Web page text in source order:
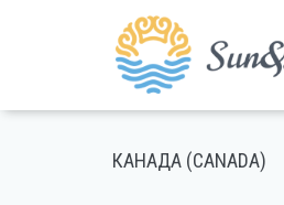
КАНАДА (CANADA)